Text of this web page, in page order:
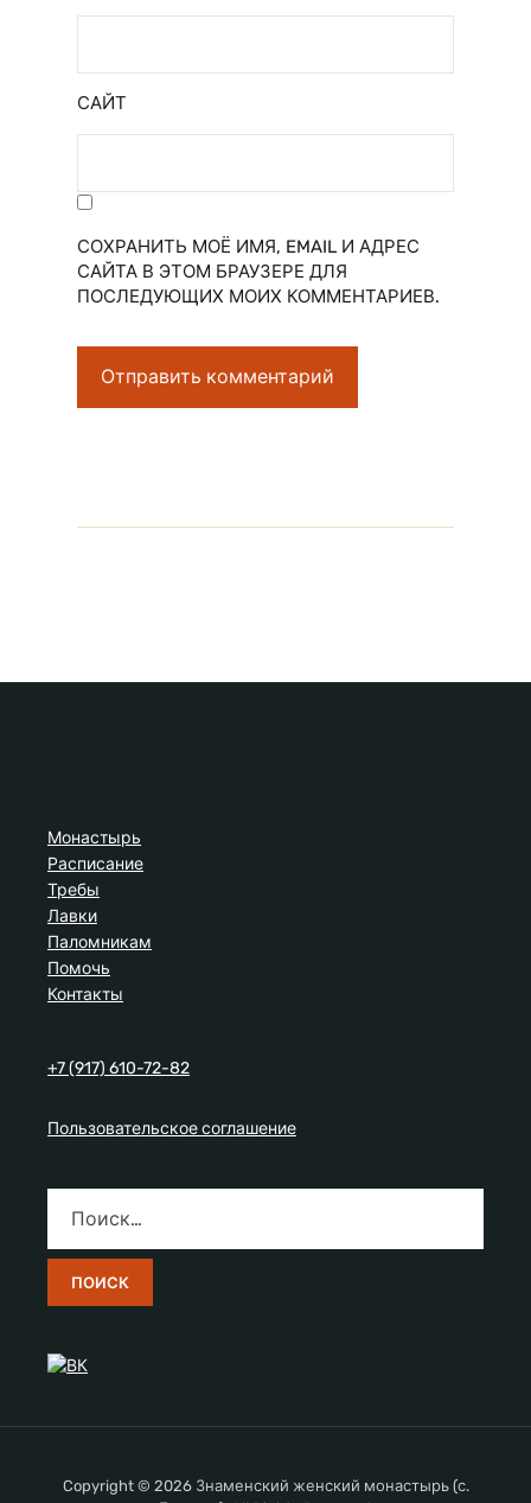
САЙТ
СОХРАНИТЬ МОЁ ИМЯ, EMAIL И АДРЕС
САЙТА В ЭТОМ БРАУЗЕРЕ ДЛЯ
ПОСЛЕДУЮЩИХ МОИХ КОММЕНТАРИЕВ.
Монастырь
Расписание
Требы
Лавки
Паломникам
Помочь
Контакты
+7 (917) 610-72-82
Пользовательское соглашение
Copyright © 2026 Знаменский женский монастырь (с.